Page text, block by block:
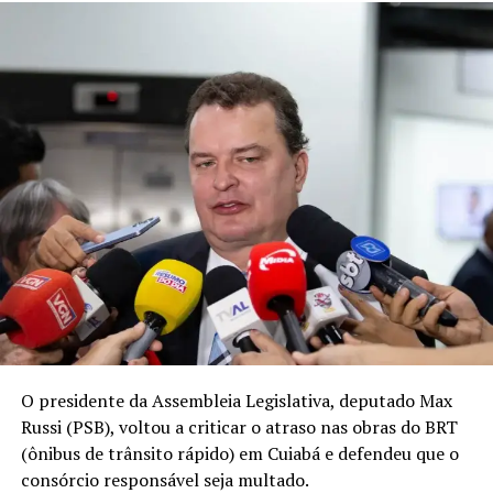
O caso é investigado pela Polícia Civil.
Tocador
de
vídeo
Media error: Format(s) not supported or source(s)
not found
Fazer download do arquivo: https://jornalonoroeste.com.br/wp-
content/uploads/2025/08/g1-jardes-7-.mp4?_=1
RELATED TOPICS:
UP NEXT
Acusado de atropelar criança de 11 anos é encontrado
dormindo no carro I MT
O presidente da Assembleia Legislativa, deputado Max
Russi (PSB), voltou a criticar o atraso nas obras do BRT
(ônibus de trânsito rápido) em Cuiabá e defendeu que o
consórcio responsável seja multado.